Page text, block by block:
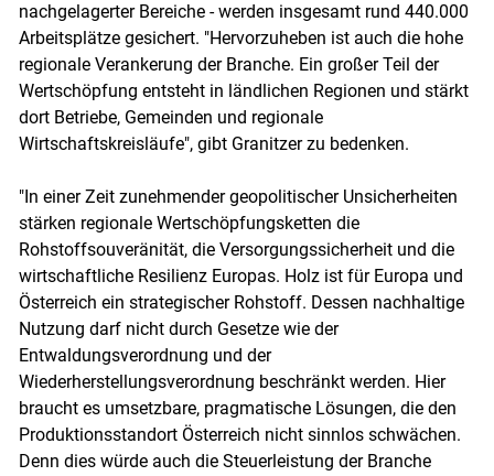
nachgelagerter Bereiche - werden insgesamt rund 440.000
Arbeitsplätze gesichert. "Hervorzuheben ist auch die hohe
regionale Verankerung der Branche. Ein großer Teil der
Wertschöpfung entsteht in ländlichen Regionen und stärkt
dort Betriebe, Gemeinden und regionale
Wirtschaftskreisläufe", gibt Granitzer zu bedenken.
"In einer Zeit zunehmender geopolitischer Unsicherheiten
stärken regionale Wertschöpfungsketten die
Rohstoffsouveränität, die Versorgungssicherheit und die
wirtschaftliche Resilienz Europas. Holz ist für Europa und
Österreich ein strategischer Rohstoff. Dessen nachhaltige
Nutzung darf nicht durch Gesetze wie der
Entwaldungsverordnung und der
Wiederherstellungsverordnung beschränkt werden. Hier
braucht es umsetzbare, pragmatische Lösungen, die den
Produktionsstandort Österreich nicht sinnlos schwächen.
Denn dies würde auch die Steuerleistung der Branche